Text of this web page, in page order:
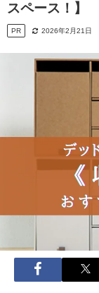
スペース！】
PR 2026年2月21日